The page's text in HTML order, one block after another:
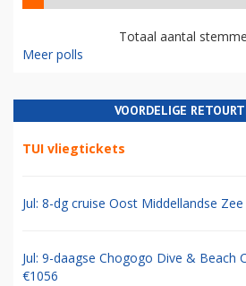
Totaal aantal
Meer polls
VOORDELIGE
TUI vliegtickets
Jul: 8-dg cruise Oost Middellandse
Jul: 9-daagse Chogogo Dive & Beach
€1056